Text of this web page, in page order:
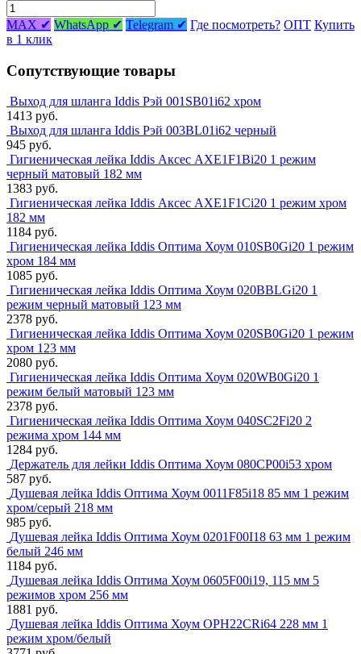
MAX ✔ WhatsApp ✔ Telegram ✔ Где посмотреть? ОПТ Купить
в 1 клик
Сопутствующие товары
Выход для шланга Iddis Рэй 001SB01i62 хром
1413 руб.
Выход для шланга Iddis Рэй 003BL01i62 черный
945 руб.
Гигиеническая лейка Iddis Аксес AXE1F1Bi20 1 режим
черный матовый 182 мм
1383 руб.
Гигиеническая лейка Iddis Аксес AXE1F1Ci20 1 режим хром
182 мм
1184 руб.
Гигиеническая лейка Iddis Оптима Хоум 010SB0Gi20 1 режим
хром 184 мм
1085 руб.
Гигиеническая лейка Iddis Оптима Хоум 020BBLGi20 1
режим черный матовый 123 мм
2378 руб.
Гигиеническая лейка Iddis Оптима Хоум 020SB0Gi20 1 режим
хром 123 мм
2080 руб.
Гигиеническая лейка Iddis Оптима Хоум 020WB0Gi20 1
режим белый матовый 123 мм
2378 руб.
Гигиеническая лейка Iddis Оптима Хоум 040SC2Fi20 2
режима хром 144 мм
1284 руб.
Держатель для лейки Iddis Оптима Хоум 080CP00i53 хром
587 руб.
Душевая лейка Iddis Оптима Хоум 0011F85i18 85 мм 1 режим
хром/серый 218 мм
985 руб.
Душевая лейка Iddis Оптима Хоум 0201F00I18 63 мм 1 режим
белый 246 мм
1184 руб.
Душевая лейка Iddis Оптима Хоум 0605F00i19, 115 мм 5
режимов хром 256 мм
1881 руб.
Душевая лейка Iddis Оптима Хоум OPH22CRi64 228 мм 1
режим хром/белый